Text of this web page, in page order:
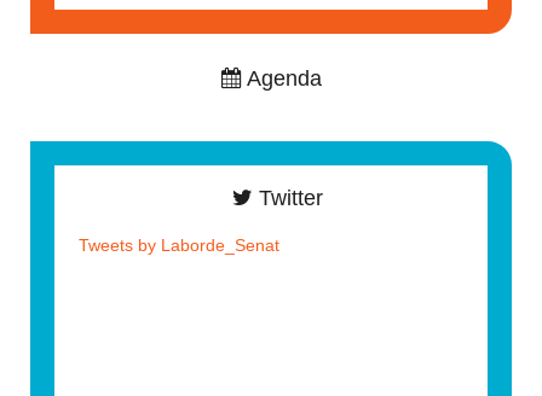
Agenda
Twitter
Tweets by Laborde_Senat